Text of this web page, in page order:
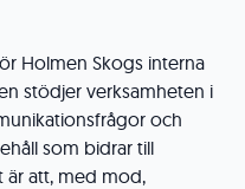
Holmen Skogs interna
stödjer verksamheten i
och
som bidrar till
är att, med mod,